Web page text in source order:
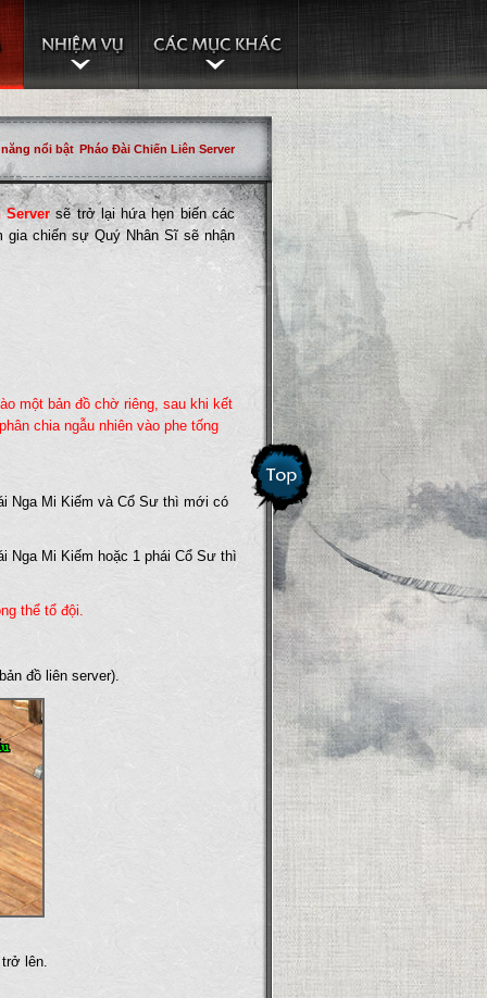
nổi bật Pháo Đài Chiến Liên Server
Serversẽ trở lại hứa hẹn biến các
chiến sự Quý Nhân Sĩ sẽ nhận
một bản đồ chờ riêng, sau khi kết
chia ngẫu nhiên vào phe tống
Nga Mi Kiếm và Cổ Sư thì mới có
Nga Mi Kiếm hoặc 1 phái Cổ Sư thì
thể tổ đội.
đồ liên server).
trở lên.